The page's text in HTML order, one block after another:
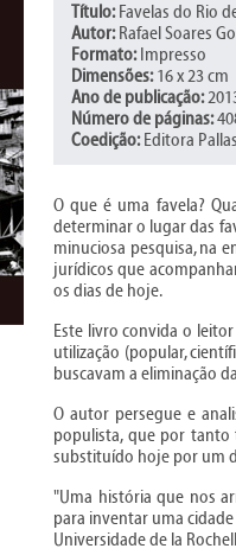
Título:Favelas do Rio
Autor:Rafael Soares
Formato:Impresso
Dimensões:16 x 23 cm
Ano de publicação:
Número de páginas:
Coedição:Editora Pallas
O que é uma favela?
determinar o lugar das
minuciosa pesquisa, na
jurídicos que
os dias de hoje.
Este livro convida o
utilização (popular,
buscavam a eliminação
O autor persegue e
populista, que por
substituído hoje por um
"Uma história que nos
para inventar uma
Universidade de la